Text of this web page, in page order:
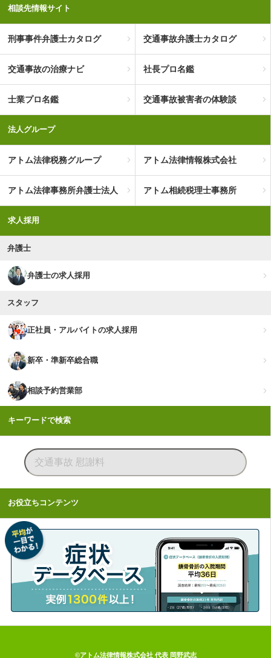
相談先情報サイト
刑事事件弁護士カタログ 交通事故弁護士カタログ
交通事故の治療ナビ 社長プロ名鑑
士業プロ名鑑 交通事故被害者の体験談
法人グループ
アトム法律税務グループ アトム法律情報株式会社
アトム法律事務所弁護士法人 アトム相続税理士事務所
求人採用
弁護士
弁護士の求人採用
スタッフ
正社員・アルバイトの求人採用
新卒・準新卒総合職
相談予約営業部
キーワードで検索
お役立ちコンテンツ
©アトム法律情報株式会社 代表 岡野武志